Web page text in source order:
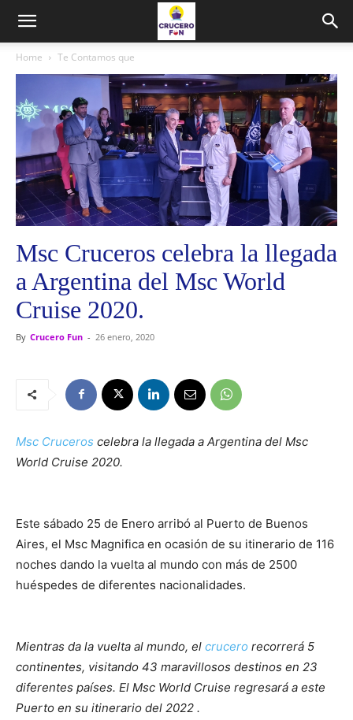
Home Te Contamos que
Msc Cruceros celebra la llegada
a Argentina del Msc World
Cruise 2020.
By Crucero Fun - 26 enero, 2020
Msc Cruceros celebra la llegada a Argentina del Msc
World Cruise 2020.
Este sábado 25 de Enero arribó al Puerto de Buenos
Aires, el Msc Magnifica en ocasión de su itinerario de 116
noches dando la vuelta al mundo con más de 2500
huéspedes de diferentes nacionalidades.
Mientras da la vuelta al mundo, el crucero recorrerá 5
continentes, visitando 43 maravillosos destinos en 23
diferentes países. El Msc World Cruise regresará a este
Puerto en su itinerario del 2022 .